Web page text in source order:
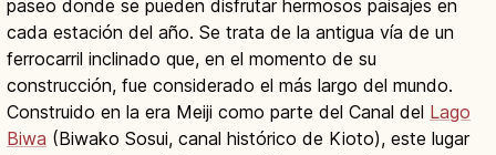
paseo donde se pueden disfrutar hermosos paisajes en
cada estación del año. Se trata de la antigua vía de un
ferrocarril inclinado que, en el momento de su
construcción, fue considerado el más largo del mundo.
Construido en la era Meiji como parte del Canal del Lago
Biwa (Biwako Sosui, canal histórico de Kioto), este lugar